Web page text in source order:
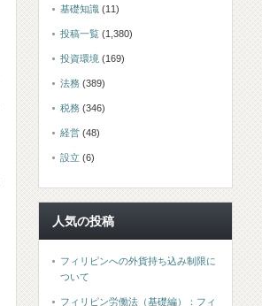
基礎知識 (11)
投稿一覧 (1,380)
投資環境 (169)
法務 (389)
税務 (346)
経営 (48)
設立 (6)
人気の投稿
フィリピンへの外貨持ち込み制限に
ついて
フィリピン労働法（基礎編）：フィ